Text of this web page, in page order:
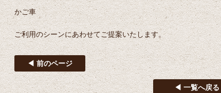
かご車
ご利用のシーンにあわせてご提案いたします。
◀ 前のページ
◀ 一覧へ戻る